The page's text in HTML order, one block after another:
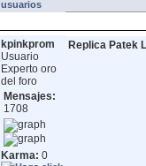
kpinkprom
Usuario
Experto oro
del foro
Mensajes:
1708
Karma: 0
Replica Patek